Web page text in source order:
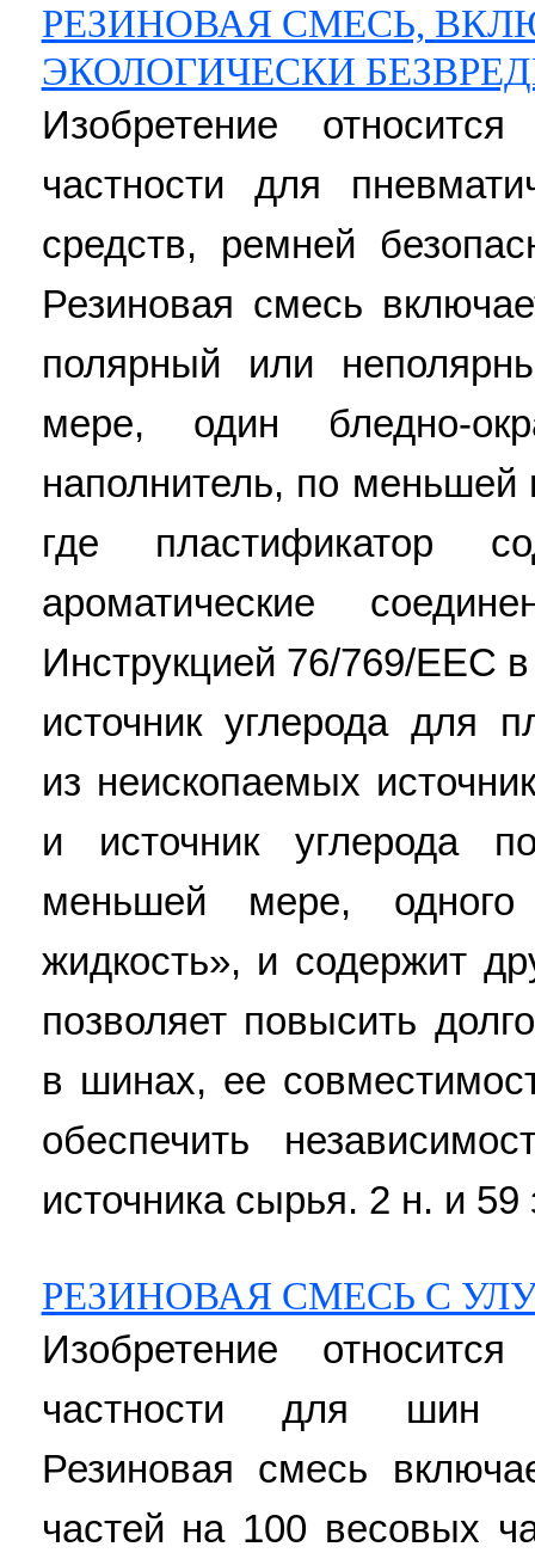
РЕЗИНОВАЯ СМЕСЬ,
ЭКОЛОГИЧЕСКИ
Изобретение
частности для
средств, ремней
Резиновая смесь
полярный или
мере, один бледно-
наполнитель, по
где пластификатор
ароматические
Инструкцией 76/769/EEC
источник углерода для
из неископаемых
и источник углерода
меньшей мере,
жидкость», и содержит
позволяет повысить
в шинах, ее
обеспечить
источника сырья. 2 н. и
РЕЗИНОВАЯ СМЕСЬ С
Изобретение
частности для шин
Резиновая смесь
частей на 100 весовых